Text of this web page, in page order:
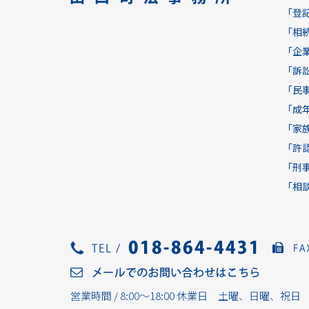
「登
「
「
「訴
「
「
「
「
「
「
営業時間 / 8:00～18:00 休業日 土曜、日曜、祝日